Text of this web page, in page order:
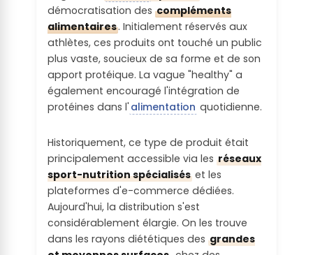
Quantité de
sel par
portion :
En dessous de 5% des AQR (=<0,25g)
Charge
/ Composé
d’un
ingrédient
susceptible
d’augmente
r fortement
la glycémie
démocratisation descompléments
alimentaires. Initialement réservés aux
athlètes, ces produits ont touché un public
plus vaste, soucieux de sa forme et de son
apport protéique. La vague "healthy" a
également encouragé l'intégration de
protéines dans l' alimentation quotidienne.
Historiquement, ce type de produit était
principalement accessible via lesréseaux
sport-nutrition spécialisés et les
plateformes d'e-commerce dédiées.
Aujourd'hui, la distribution s'est
considérablement élargie. On les trouve
dans les rayons diététiques desgrandes